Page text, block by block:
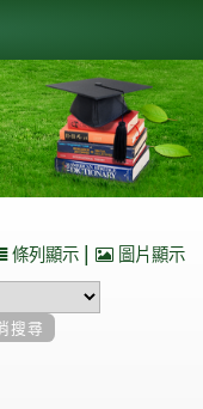
條列顯示 圖片顯示